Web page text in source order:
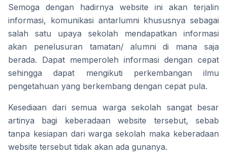
Semoga dengan hadirnya website ini akan terjalin
informasi, komunikasi antarlumni khususnya sebagai
salah satu upaya sekolah mendapatkan informasi
akan penelusuran tamatan/ alumni di mana saja
berada. Dapat memperoleh informasi dengan cepat
sehingga dapat mengikuti perkembangan ilmu
pengetahuan yang berkembang dengan cepat pula.
Kesediaan dari semua warga sekolah sangat besar
artinya bagi keberadaan website tersebut, sebab
tanpa kesiapan dari warga sekolah maka keberadaan
website tersebut tidak akan ada gunanya.